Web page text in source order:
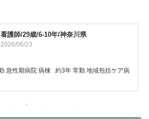
看護師/29歳/6-10年/神奈川県
2026/06/23
急性期病院 病棟 約3年 常勤 地域包括ケア病